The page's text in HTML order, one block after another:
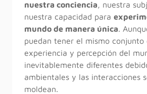
nuestra conciencia, nuestra
nuestra capacidad para
mundo de manera única.
puedan tener el mismo conjunto
experiencia y percepción del
inevitablemente diferentes
ambientales y las interacciones
moldean.